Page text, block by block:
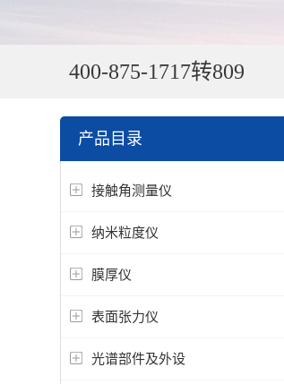
400-875-1717转809
产品目录
接触角测量仪
纳米粒度仪
膜厚仪
表面张力仪
光谱部件及外设